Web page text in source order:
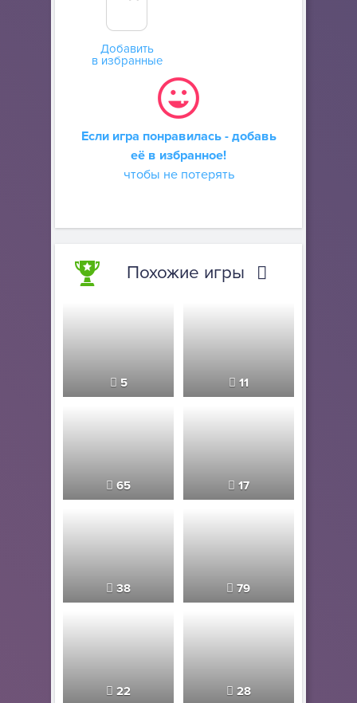
Добавить
в избранные
Если игра понравилась - добавь
её в избранное!
чтобы не потерять
Похожие игры
5 11
65 17
38 79
22 28